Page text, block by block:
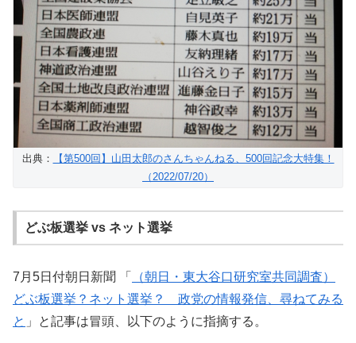
出典：
【第500回】山田太郎のさんちゃんねる、500回記念大特集！
（2022/07/20）
どぶ板選挙 vs ネット選挙
7月5日付朝日新聞 「
（朝日・東大谷口研究室共同調査）
どぶ板選挙？ネット選挙？ 政党の情報発信、尋ねてみる
と 」と記事は冒頭、以下のように指摘する。